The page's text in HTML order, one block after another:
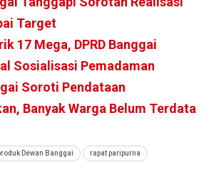
Target
17 Mega, DPRD Banggai
Sosialisasi Pemadaman
Soroti Pendataan
Banyak Warga Belum Terdata
Dewan Banggai rapat paripurna